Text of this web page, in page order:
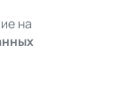
на